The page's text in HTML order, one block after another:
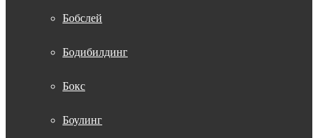
Бобслей
Бодибилдинг
Бокс
Боулинг